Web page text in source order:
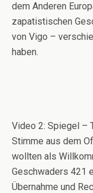
dem Anderen
zapatistischen
von Vigo –
haben.
Video 2: Spiegel –
Stimme aus dem
wollten als
Geschwaders 421
Übernahme und